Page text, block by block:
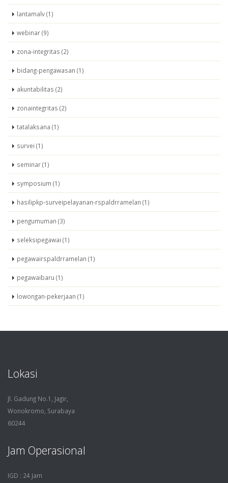
lantamalv (1)
webinar (9)
zona-integritas (2)
bidang-pengawasan (1)
akuntabilitas (2)
zonaintegritas (2)
tatalaksana (1)
survei (1)
seminar (1)
symposium (1)
hasilipkp-surveipelayanan-rspaldrramelan (1)
pengumuman (3)
seleksipegawai (1)
pegawairspaldrramelan (1)
pegawaibaru (1)
lowongan-pekerjaan (1)
Lokasi
Jl. Gadung No.1, Jagir,
Wonokromo, Surabaya
60244
Jam Operasional
IGD : 24 Jam